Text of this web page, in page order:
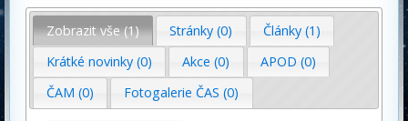
Zobrazit vše (1) Stránky (0)
Články (1)
Krátké novinky (0)
Akce (0)
APOD (0)
ČAM (0)
Fotogalerie ČAS (0)